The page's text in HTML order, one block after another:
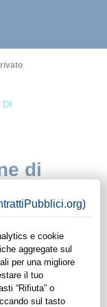
DI
di
potrai avere
stipulati
privato.
potrai
interesse e
Pubbliche